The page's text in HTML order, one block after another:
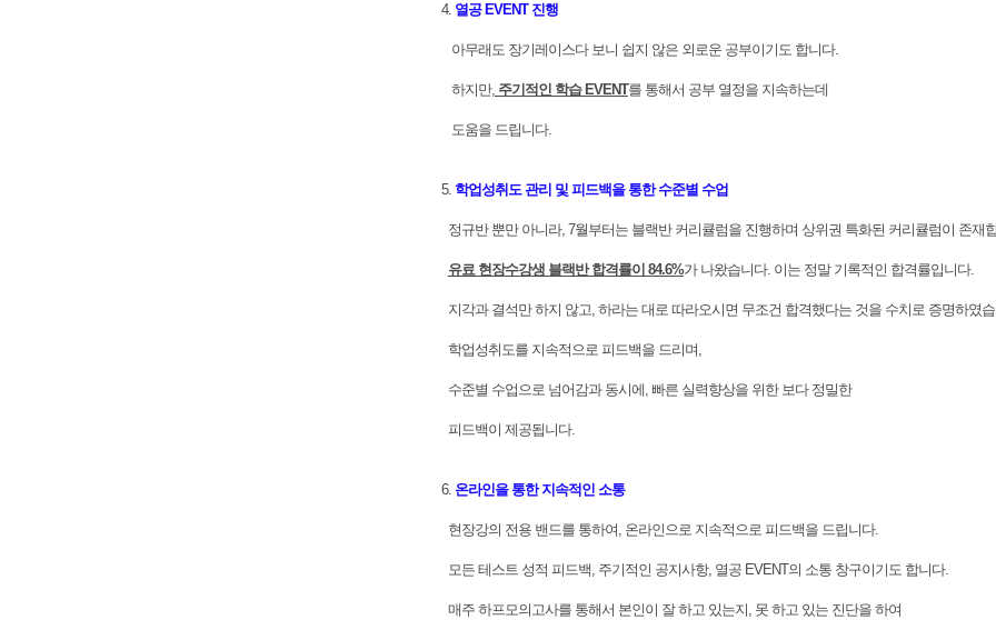
4. 열공 EVENT 진행
아무래도 장기레이스다 보니 쉽지 않은 외로운 공부이기도 합니다.
하지만, 주기적인 학습 EVENT를 통해서 공부 열정을 지속하는데
도움을 드립니다.
5. 학업성취도 관리 및 피드백을 통한 수준별 수업
정규반 뿐만 아니라, 7월부터는 블랙반 커리큘럼을 진행하며 상위권 특화된 커리큘럼이 존재
유료 현장수강생 블랙반 합격률이 84.6%가 나왔습니다. 이는 정말 기록적인 합격률입니다.
지각과 결석만 하지 않고, 하라는 대로 따라오시면 무조건 합격했다는 것을 수치로 증명하였
학업성취도를 지속적으로 피드백을 드리며,
수준별 수업으로 넘어감과 동시에, 빠른 실력향상을 위한 보다 정밀한
피드백이 제공됩니다.
6. 온라인을 통한 지속적인 소통
현장강의 전용 밴드를 통하여, 온라인으로 지속적으로 피드백을 드립니다.
모든 테스트 성적 피드백, 주기적인 공지사항, 열공 EVENT의 소통 창구이기도 합니다.
매주 하프모의고사를 통해서 본인이 잘 하고 있는지, 못 하고 있는 진단을 하여